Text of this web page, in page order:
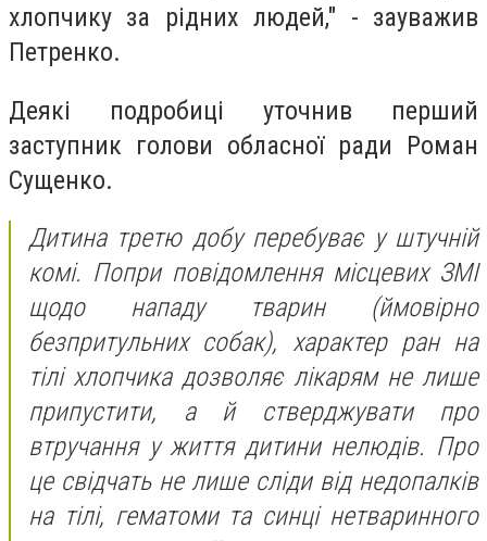
хлопчику за рідних людей," - зауважив
Петренко.
Деякі подробиці уточнив перший
заступник голови обласної ради Роман
Сущенко.
Дитина третю добу перебуває у штучній
комі. Попри повідомлення місцевих ЗМІ
щодо нападу тварин (ймовірно
безпритульних собак), характер ран на
тілі хлопчика дозволяє лікарям не лише
припустити, а й стверджувати про
втручання у життя дитини нелюдів. Про
це свідчать не лише сліди від недопалків
на тілі, гематоми та синці нетваринного